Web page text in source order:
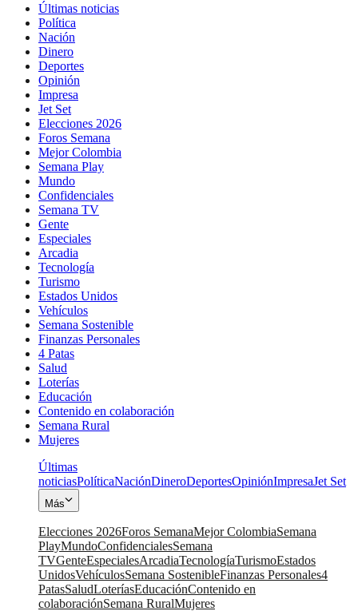
Últimas noticias
Política
Nación
Dinero
Deportes
Opinión
Impresa
Jet Set
Elecciones 2026
Foros Semana
Mejor Colombia
Semana Play
Mundo
Confidenciales
Semana TV
Gente
Especiales
Arcadia
Tecnología
Turismo
Estados Unidos
Vehículos
Semana Sostenible
Finanzas Personales
4 Patas
Salud
Loterías
Educación
Contenido en colaboración
Semana Rural
Mujeres
Últimas
noticiasPolíticaNaciónDineroDeportesOpiniónImpresaJet Set
Más
Elecciones 2026Foros SemanaMejor ColombiaSemana
PlayMundoConfidencialesSemana
TVGenteEspecialesArcadiaTecnologíaTurismoEstados
UnidosVehículosSemana SostenibleFinanzas Personales4
PatasSaludLoteríasEducaciónContenido en
colaboraciónSemana RuralMujeres